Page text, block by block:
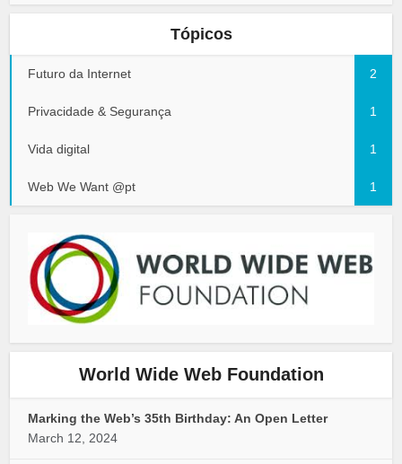
Tópicos
Futuro da Internet 2
Privacidade & Segurança 1
Vida digital 1
Web We Want @pt 1
World Wide Web Foundation
Marking the Web’s 35th Birthday: An Open Letter
March 12, 2024